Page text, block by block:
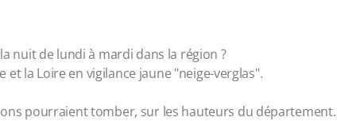
nuit de lundi à mardi dans la région ?
et la Loire en vigilance jaune "neige-verglas".
pourraient tomber, sur les hauteurs du département.